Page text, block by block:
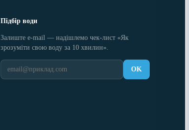
Підбір води
Залиште e-mail — надішлемо чек-лист «Як
зрозуміти свою воду за 10 хвилин».
OK